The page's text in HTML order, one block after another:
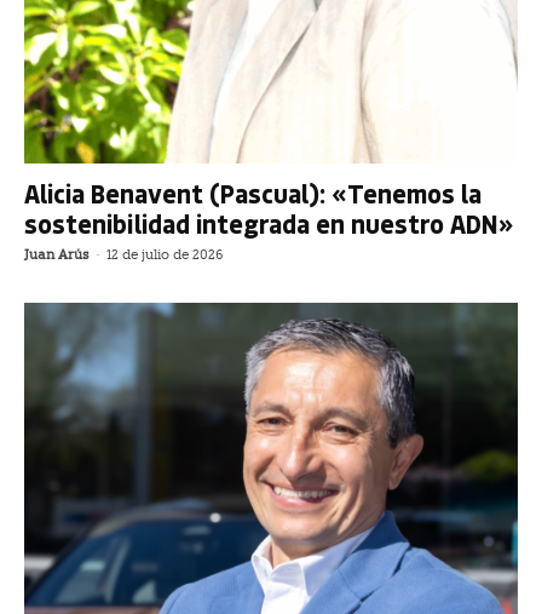
Alicia Benavent (Pascual): «Tenemos la
sostenibilidad integrada en nuestro ADN»
Juan Arús - 12 de julio de 2026